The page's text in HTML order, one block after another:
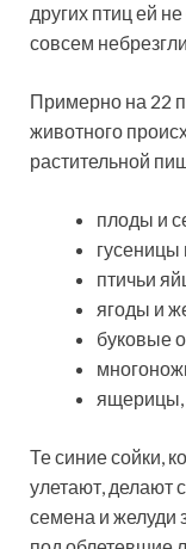
других птиц ей
совсем
Примерно на 22
животного
растительной
плоды и
гусеницы
птичьи
ягоды и
буковые
ящерицы,
Те синие сойки,
улетают, делают
семена и желуди